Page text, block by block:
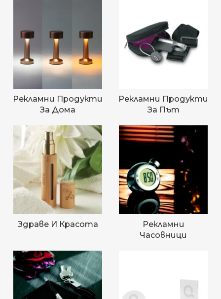
Рекламни Продукти
За Дома
Рекламни Продукти
За Път
Здраве И Красота
Рекламни
Часовници